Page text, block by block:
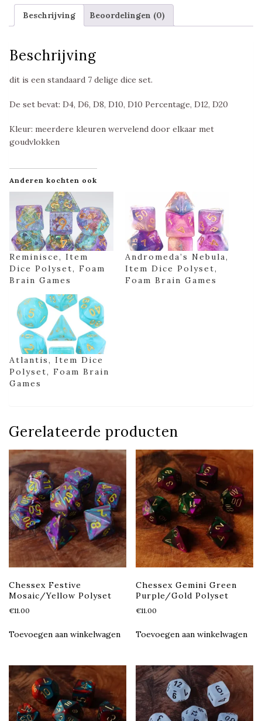
Foam
Brain
aantal
Beschrijving Beoordelingen (0)
Beschrijving
dit is een standaard 7 delige dice set.
De set bevat: D4, D6, D8, D10, D10 Percentage, D12, D20
Kleur: meerdere kleuren wervelend door elkaar met
goudvlokken
Anderen kochten ook
Reminisce, Item
Dice Polyset, Foam
Brain Games
Andromeda’s Nebula,
Item Dice Polyset,
Foam Brain Games
Atlantis, Item Dice
Polyset, Foam Brain
Games
Gerelateerde producten
Chessex Festive
Mosaic/Yellow Polyset
€11.00
Toevoegen aan winkelwagen
Chessex Gemini Green
Purple/Gold Polyset
€11.00
Toevoegen aan winkelwagen